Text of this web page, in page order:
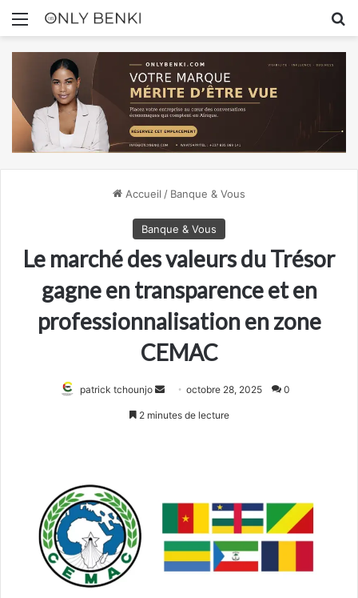
Menu
Accueil / Banque & Vous
Banque & Vous
Le marché des valeurs du Trésor
gagne en transparence et en
professionnalisation en zone
CEMAC
patrick tchounjo
Envoyeroctobre 28, 2025 0
2 minutes de lecture